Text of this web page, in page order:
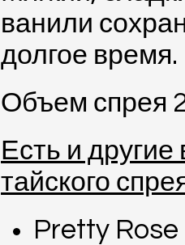
ванили
долгое время.
Объем спрея
Есть и
тайского
Pretty Rose